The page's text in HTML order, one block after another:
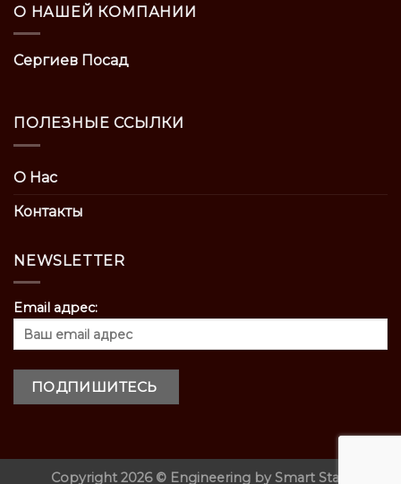
О НАШЕЙ КОМПАНИИ
Сергиев Посад
ПОЛЕЗНЫЕ ССЫЛКИ
О Нас
Контакты
NEWSLETTER
Email адрес:
Copyright 2026 © Engineering by Smart Start